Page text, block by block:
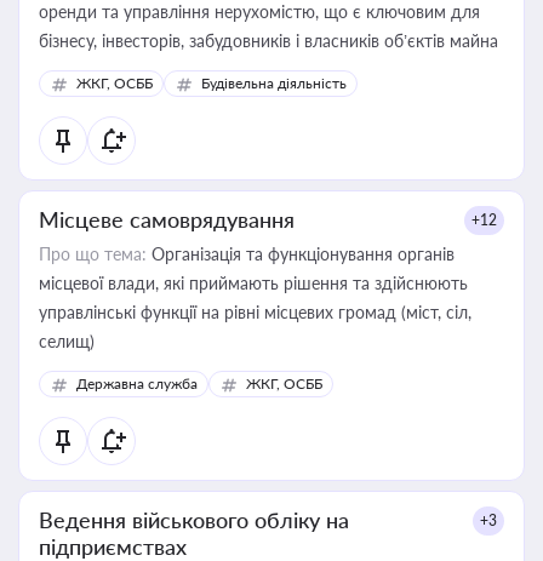
оренди та управління нерухомістю, що є ключовим для
бізнесу, інвесторів, забудовників і власників об’єктів майна
ЖКГ, ОСББ Будівельна діяльність
Місцеве самоврядування +12
Про що тема: Організація та функціонування органів
місцевої влади, які приймають рішення та здійснюють
управлінські функції на рівні місцевих громад (міст, сіл,
селищ)
Державна служба ЖКГ, ОСББ
Ведення військового обліку на
підприємствах
+3